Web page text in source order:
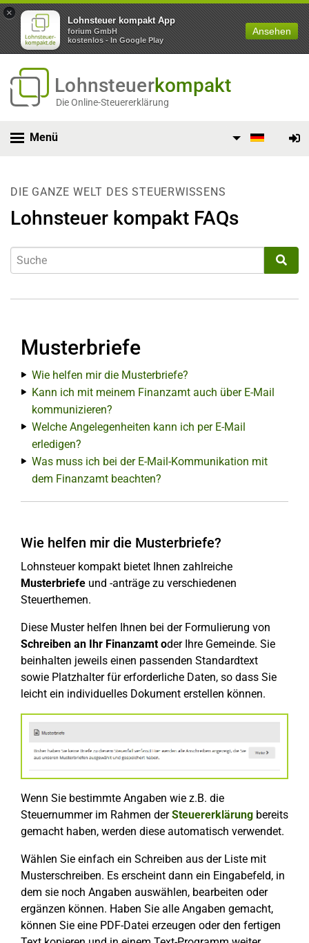
×
Lohnsteuer kompakt App
forium GmbH
kostenlos - In Google Play
Ansehen
Lohnsteuerkompakt
Die Online-Steuererklärung
Menü
DIE GANZE WELT DES STEUERWISSENS
Lohnsteuer kompakt FAQs
Musterbriefe
Wie helfen mir die Musterbriefe?
Kann ich mit meinem Finanzamt auch über E-Mail
kommunizieren?
Welche Angelegenheiten kann ich per E-Mail
erledigen?
Was muss ich bei der E-Mail-Kommunikation mit
dem Finanzamt beachten?
Wie helfen mir die Musterbriefe?
Lohnsteuer kompakt bietet Ihnen zahlreiche
Musterbriefe und -anträge zu verschiedenen
Steuerthemen.
Diese Muster helfen Ihnen bei der Formulierung von
Schreiben an Ihr Finanzamt oder Ihre Gemeinde. Sie
beinhalten jeweils einen passenden Standardtext
sowie Platzhalter für erforderliche Daten, so dass Sie
leicht ein individuelles Dokument erstellen können.
Wenn Sie bestimmte Angaben wie z.B. die
Steuernummer im Rahmen derSteuererklärung bereits
gemacht haben, werden diese automatisch verwendet.
Wählen Sie einfach ein Schreiben aus der Liste mit
Musterschreiben. Es erscheint dann ein Eingabefeld, in
dem sie noch Angaben auswählen, bearbeiten oder
ergänzen können. Haben Sie alle Angaben gemacht,
können Sie eine PDF-Datei erzeugen oder den fertigen